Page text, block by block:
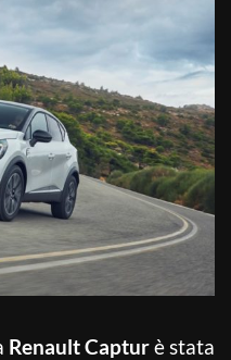
Renault Capturè stata